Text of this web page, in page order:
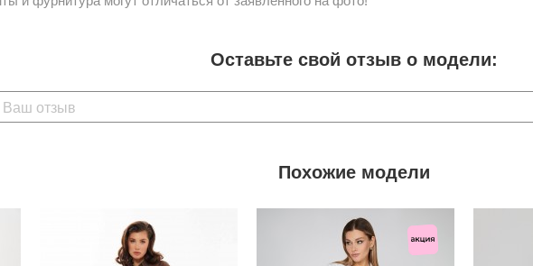
Оставьте свой отзыв о модели:
Ваш отзыв
Похожие модели